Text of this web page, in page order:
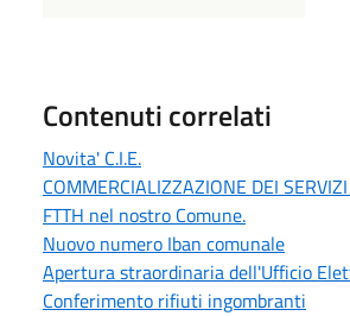
Contenuti correlati
Novita' C.I.E.
COMMERCIALIZZAZIONE DEI
FTTH nel nostro Comune.
Nuovo numero Iban comunale
Apertura straordinaria dell'Ufficio
Conferimento rifiuti ingombranti